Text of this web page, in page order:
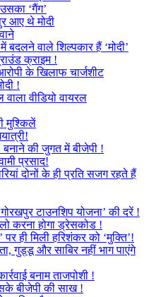
‘गैंग’
आए थे मोदी
वाले शिल्पकार हैं ‘मोदी’
क्राइम !
के खिलाफ चार्जशीट
!
वीडियो वायरल
मुश्किलें
बनाने की जुगत में बीजेपी !
प्रसाद!
दोनों के ही प्रति सजग रहते हैं
टाउनशिप योजना’ की दरें !
करना होगा ड्रेसकोड !
ही मिली हरिशंकर को ‘मुक्ति’!
गुड्डू और साबिर नहीं भाग पाएंगे
बनाम ताजपोशी !
बीजेपी की साख !